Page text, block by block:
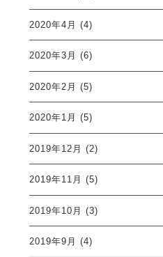
2020年4月 (4)
2020年3月 (6)
2020年2月 (5)
2020年1月 (5)
2019年12月 (2)
2019年11月 (5)
2019年10月 (3)
2019年9月 (4)